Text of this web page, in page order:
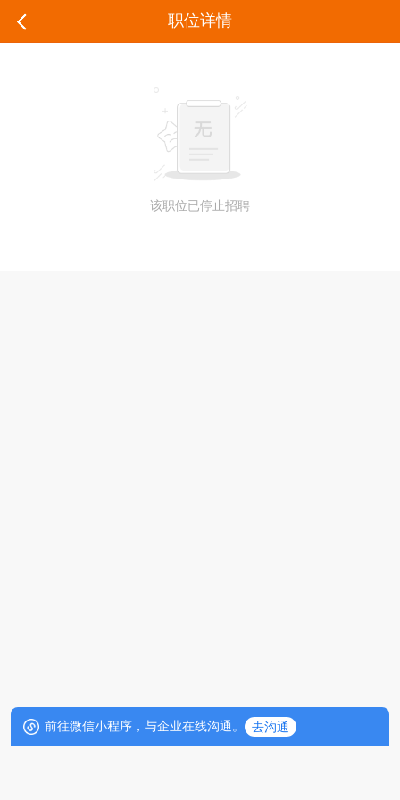
职位详情
该职位已停止招聘
前往微信小程序，与企业在线沟通。 去沟通